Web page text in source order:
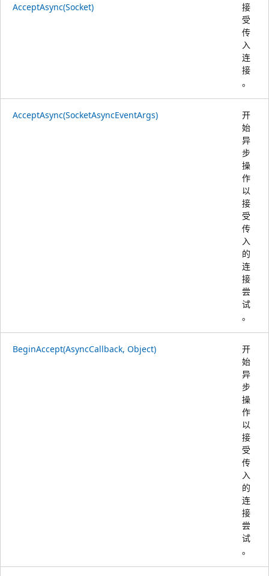
AcceptAsync(Socket)
接
受
传
入
连
接
。
AcceptAsync(SocketAsyncEventArgs)
开
始
异
步
操
作
以
接
受
传
入
的
连
接
尝
试
。
BeginAccept(AsyncCallback, Object)
开
始
异
步
操
作
以
接
受
传
入
的
连
接
尝
试
。